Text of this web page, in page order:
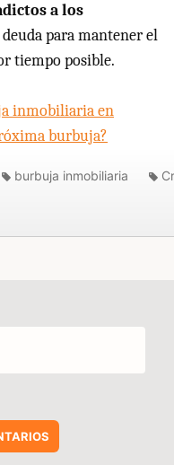
a los
para mantener el
tiempo posible.
inmobiliaria en
burbuja?
burbuja inmobiliaria